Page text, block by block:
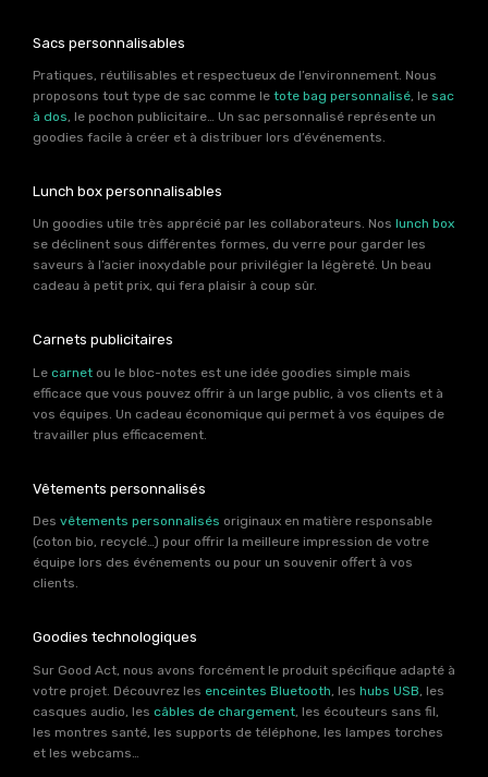
Sacs personnalisables
Pratiques, réutilisables et respectueux de l’environnement. Nous
proposons tout type de sac comme le tote bag personnalisé, le sac
à dos, le pochon publicitaire… Un sac personnalisé représente un
goodies facile à créer et à distribuer lors d’événements.
Lunch box personnalisables
Un goodies utile très apprécié par les collaborateurs. Nos lunch box
se déclinent sous différentes formes, du verre pour garder les
saveurs à l’acier inoxydable pour privilégier la légèreté. Un beau
cadeau à petit prix, qui fera plaisir à coup sûr.
Carnets publicitaires
Le carnet ou le bloc-notes est une idée goodies simple mais
efficace que vous pouvez offrir à un large public, à vos clients et à
vos équipes. Un cadeau économique qui permet à vos équipes de
travailler plus efficacement.
Vêtements personnalisés
Des vêtements personnalisés originaux en matière responsable
(coton bio, recyclé…) pour offrir la meilleure impression de votre
équipe lors des événements ou pour un souvenir offert à vos
clients.
Goodies technologiques
Sur Good Act, nous avons forcément le produit spécifique adapté à
votre projet. Découvrez les enceintes Bluetooth , les hubs USB , les
casques audio, les câbles de chargement , les écouteurs sans fil,
les montres santé, les supports de téléphone, les lampes torches
et les webcams…